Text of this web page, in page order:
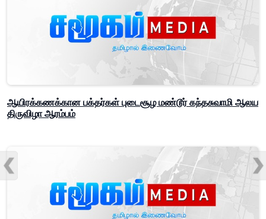
ஆயிரக்கணக்கான பக்தர்கள் புடைசூழ மண்டூர் கந்தசுவாமி ஆலய
திருவிழா ஆரம்பம்